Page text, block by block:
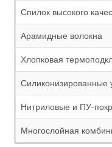
Спилок высокого
Арамидные волокна
Хлопковая
Силиконизированные
Нитриловые и ПУ-
Многослойная